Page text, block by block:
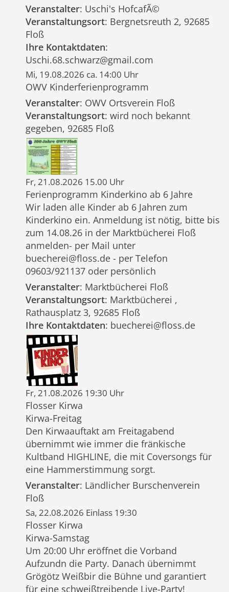
Veranstalter: Uschi's HofcafÃ©
Veranstaltungsort: Bergnetsreuth 2, 92685
Floß
Ihre Kontaktdaten:
Uschi.68.schwarz@gmail.com
Mi, 19.08.2026 ca. 14:00 Uhr
OWV Kinderferienprogramm
Veranstalter: OWV Ortsverein Floß
Veranstaltungsort: wird noch bekannt
gegeben, 92685 Floß
Fr, 21.08.2026 15.00 Uhr
Ferienprogramm Kinderkino ab 6 Jahre
Wir laden alle Kinder ab 6 Jahren zum
Kinderkino ein. Anmeldung ist nötig, bitte bis
zum 14.08.26 in der Marktbücherei Floß
anmelden- per Mail unter
buecherei@floss.de - per Telefon
09603/921137 oder persönlich
Veranstalter: Marktbücherei Floß
Veranstaltungsort: Marktbücherei ,
Rathausplatz 3, 92685 Floß
Ihre Kontaktdaten: buecherei@floss.de
Fr, 21.08.2026 19:30 Uhr
Flosser Kirwa
Kirwa-Freitag
Den Kirwaauftakt am Freitagabend
übernimmt wie immer die fränkische
Kultband HIGHLINE, die mit Coversongs für
eine Hammerstimmung sorgt.
Veranstalter: Ländlicher Burschenverein
Floß
Sa, 22.08.2026 Einlass 19:30
Flosser Kirwa
Kirwa-Samstag
Um 20:00 Uhr eröffnet die Vorband
Aufzundn die Party. Danach übernimmt
Grögötz Weißbir die Bühne und garantiert
für eine schweißtreibende Live-Party!